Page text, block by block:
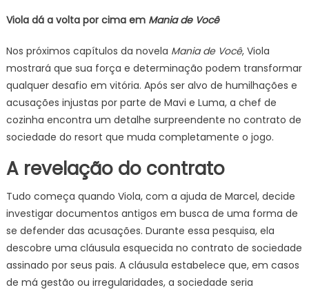
Viola dá a volta por cima em Mania de Você
Nos próximos capítulos da novela Mania de Você, Viola
mostrará que sua força e determinação podem transformar
qualquer desafio em vitória. Após ser alvo de humilhações e
acusações injustas por parte de Mavi e Luma, a chef de
cozinha encontra um detalhe surpreendente no contrato de
sociedade do resort que muda completamente o jogo.
A revelação do contrato
Tudo começa quando Viola, com a ajuda de Marcel, decide
investigar documentos antigos em busca de uma forma de
se defender das acusações. Durante essa pesquisa, ela
descobre uma cláusula esquecida no contrato de sociedade
assinado por seus pais. A cláusula estabelece que, em casos
de má gestão ou irregularidades, a sociedade seria